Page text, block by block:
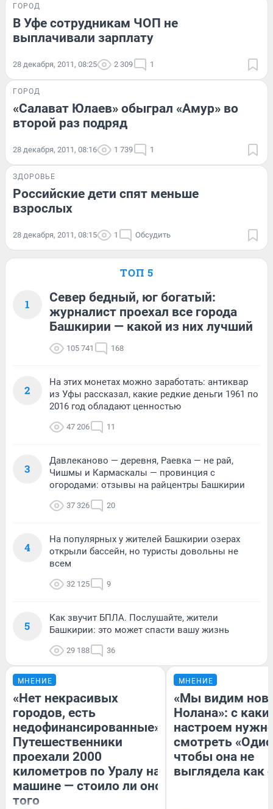
ГОРОД
В Уфе сотрудникам ЧОП не
выплачивали зарплату
28 декабря, 2011, 08:25 2 309 1
ГОРОД
«Салават Юлаев» обыграл «Амур» во
второй раз подряд
28 декабря, 2011, 08:16 1 739 1
ЗДОРОВЬЕ
Российские дети спят меньше
взрослых
28 декабря, 2011, 08:15 1 Обсудить
ТОП 5
1
Север бедный, юг богатый:
журналист проехал все города
Башкирии — какой из них лучший
105 741 168
2
На этих монетах можно заработать: антиквар
из Уфы рассказал, какие редкие деньги 1961 по
2016 год обладают ценностью
47 206 11
3
Давлеканово — деревня, Раевка — не рай,
Чишмы и Кармаскалы — провинция с
огородами: отзывы на райцентры Башкирии
37 326 20
4
На популярных у жителей Башкирии озерах
открыли бассейн, но туристы довольны не
всем
32 125 9
5
Как звучит БПЛА. Послушайте, жители
Башкирии: это может спасти вашу жизнь
29 188 36
МНЕНИЕ
«Нет некрасивых
городов, есть
недофинансированные».
Путешественники
проехали 2000
километров по Уралу на
машине — стоило ли оно
того
МНЕНИЕ
«Мы видим
Нолана»: с
настроем
смотреть
чтобы она не
выглядела как